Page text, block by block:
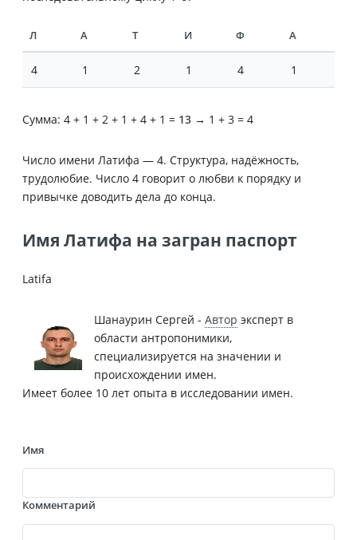
Л А Т И Ф А
4 1 2 1 4 1
Сумма: 4 + 1 + 2 + 1 + 4 + 1 = 13 → 1 + 3 = 4
Число имени Латифа — 4. Структура, надёжность,
трудолюбие. Число 4 говорит о любви к порядку и
привычке доводить дела до конца.
Имя Латифа на загран паспорт
Latifa
Шанаурин Сергей - Автор эксперт в
области антропонимики,
специализируется на значении и
происхождении имен.
Имеет более 10 лет опыта в исследовании имен.
Имя
Комментарий